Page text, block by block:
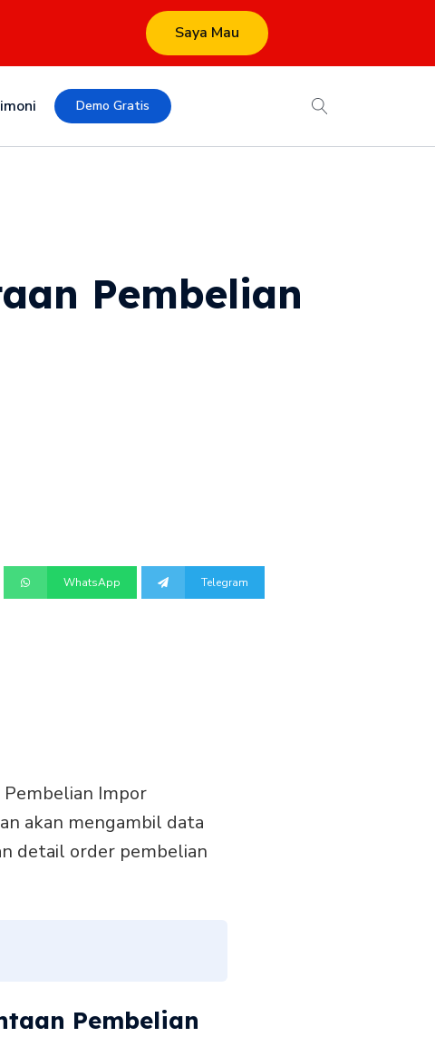
Saya Mau
Demo Gratis
Pembelian
WhatsApp Telegram
Impor
akan mengambil data
detail order pembelian
Pembelian